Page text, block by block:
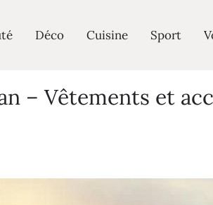
Déco Cuisine Sport
– Vêtements et